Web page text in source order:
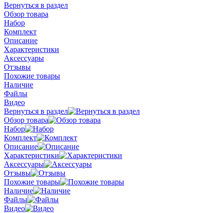
Вернуться в раздел
Обзор товара
Набор
Комплект
Описание
Характеристики
Аксессуары
Отзывы
Похожие товары
Наличие
Файлы
Видео
Вернуться в раздел
Обзор товара
Набор
Комплект
Описание
Характеристики
Аксессуары
Отзывы
Похожие товары
Наличие
Файлы
Видео